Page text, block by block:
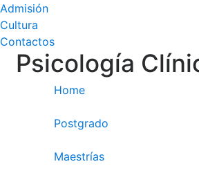
Admisión
Cultura
Contactos
Psicología
Home
Postgrado
Maestrías